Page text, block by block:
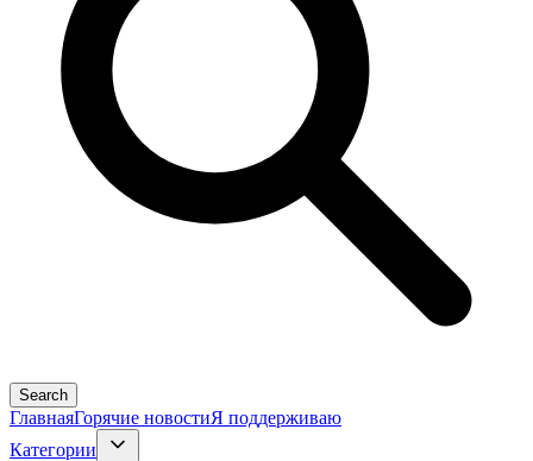
Search
ГлавнаяГорячие новостиЯ поддерживаю
Категории